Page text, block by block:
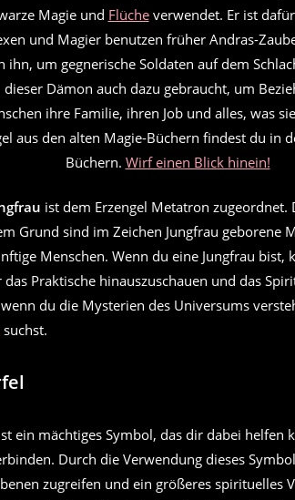
Magie und Flücheverwendet. Er ist
und Magier benutzen früher Andras-
ihn, um gegnerische Soldaten auf dem
Dämon auch dazu gebraucht, um
ihre Familie, ihren Job und alles, was
aus den alten Magie-Büchern findest du in
Büchern. Wirf einen Blick hinein!
ist dem Erzengel Metatron zugeordnet.
Grund sind im Zeichen Jungfrau geborene
Menschen. Wenn du eine Jungfrau bist,
Praktische hinauszuschauen und das
du die Mysterien des Universums
suchst.